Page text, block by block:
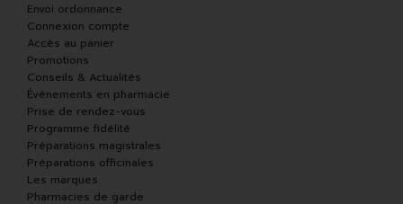
Envoi ordonnance
Connexion compte
Accès au panier
Promotions
Conseils & Actualités
Événements en pharmacie
Prise de rendez-vous
Programme fidélité
Préparations magistrales
Préparations officinales
Les marques
Pharmacies de garde